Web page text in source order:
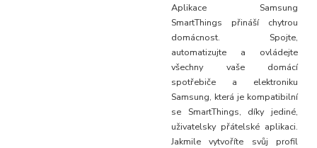
Aplikace Samsung
SmartThings přináší chytrou
domácnost. Spojte,
automatizujte a ovládejte
všechny vaše domácí
spotřebiče a elektroniku
Samsung, která je kompatibilní
se SmartThings, díky jediné,
uživatelsky přátelské aplikaci.
Jakmile vytvoříte svůj profil